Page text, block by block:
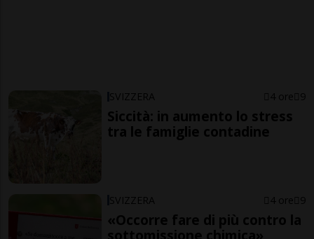
SVIZZERA 4 ore 9
Siccità: in aumento lo stress
tra le famiglie contadine
SVIZZERA 4 ore 9
«Occorre fare di più contro la
sottomissione chimica»